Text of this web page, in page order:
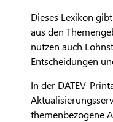
Dieses Lexikon
aus den
nutzen auch
Entscheidungen
In der DATEV-
themenbezogene